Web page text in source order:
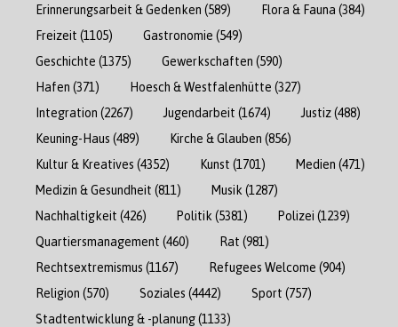
Erinnerungsarbeit & Gedenken (589) Flora & Fauna (384)
Freizeit (1105) Gastronomie (549)
Geschichte (1375) Gewerkschaften (590)
Hafen (371) Hoesch & Westfalenhütte (327)
Integration (2267) Jugendarbeit (1674) Justiz(488)
Keuning-Haus (489) Kirche & Glauben (856)
Kultur & Kreatives (4352) Kunst (1701) Medien (471)
Medizin & Gesundheit (811) Musik (1287)
Nachhaltigkeit (426) Politik (5381) Polizei (1239)
Quartiersmanagement (460) Rat (981)
Rechtsextremismus (1167) Refugees Welcome (904)
Religion (570) Soziales (4442) Sport (757)
Stadtentwicklung & -planung(1133)